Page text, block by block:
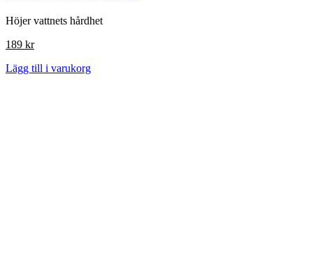
Höjer vattnets hårdhet
189 kr
Lägg till i varukorg